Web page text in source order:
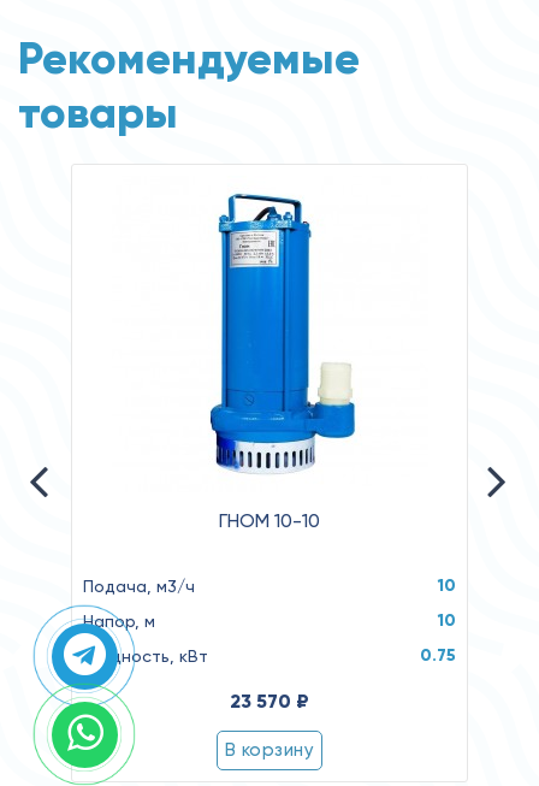
Рекомендуемые
товары
ГНОМ 10-10
Подача, м3/ч 10
Напор, м 10
Мощность, кВт 0.75
23 570 ₽
В корзину